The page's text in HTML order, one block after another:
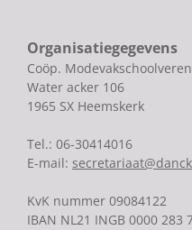
Organisatiegegevens
Coöp.
Water acker 106
1965 SX Heemskerk
Tel.: 06-30414016
E-mail:
KvK nummer 09084122
IBAN NL21 INGB 0000 283